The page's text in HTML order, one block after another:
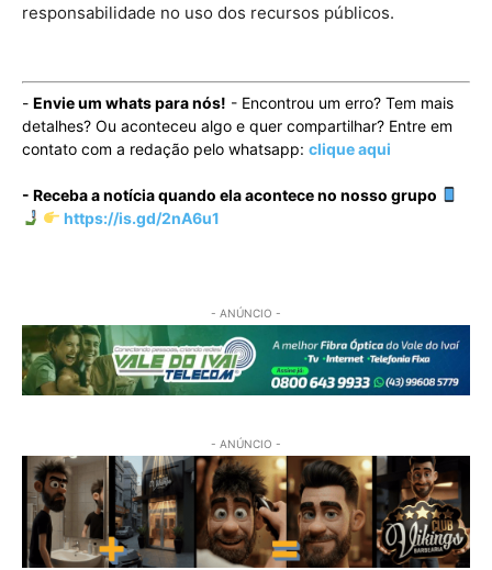
responsabilidade no uso dos recursos públicos.
- Envie um whats para nós! - Encontrou um erro? Tem mais
detalhes? Ou aconteceu algo e quer compartilhar? Entre em
contato com a redação pelo whatsapp: clique aqui
- Receba a notícia quando ela acontece no nosso grupo
https://is.gd/2nA6u1
- ANÚNCIO -
- ANÚNCIO -